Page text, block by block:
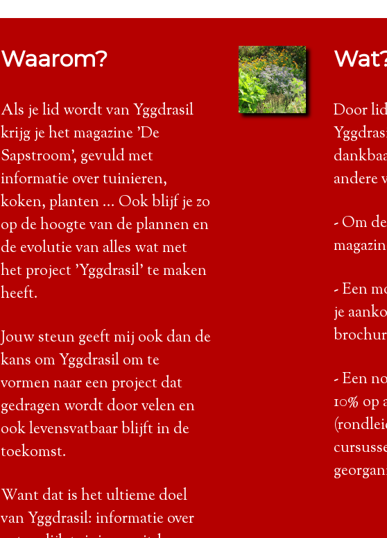
Waarom?
Als je lid wordt van Yggdrasil
krijg je het magazine 'De
Sapstroom', gevuld met
informatie over tuinieren,
koken, planten ... Ook blijf je zo
op de hoogte van de plannen en
de evolutie van alles wat met
het project 'Yggdrasil' te maken
heeft.
Jouw steun geeft mij ook dan de
kans om Yggdrasil om te
vormen naar een project dat
gedragen wordt door velen en
ook levensvatbaar blijft in de
toekomst.
Want dat is het ultieme doel
van Yggdrasil: informatie over
Door
andere
- Om
- Een
je
- Een
10%